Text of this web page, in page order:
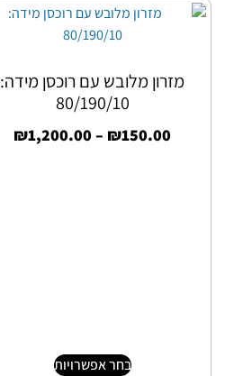
מזרון מלובש עם רוכסן מידה:
80/190/10
₪150.00
–
₪1,200.00
בחר אפשרויות